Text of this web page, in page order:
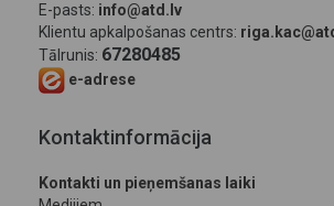
E-pasts: info@atd.lv
Klientu apkalpošanas centrs:
Tālrunis: 67280485
e-adrese
Kontaktinformācija
Kontakti un pieņemšanas laiki